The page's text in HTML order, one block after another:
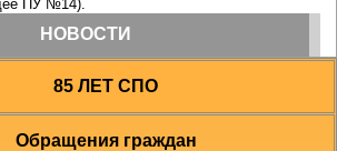
85 ЛЕТ СПО
Обращения граждан